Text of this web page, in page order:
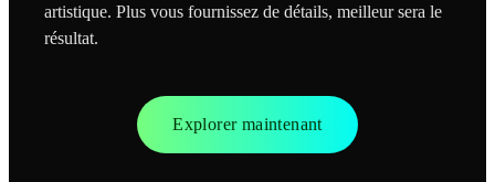
artistique. Plus vous fournissez de détails, meilleur sera le
résultat.
Explorer maintenant